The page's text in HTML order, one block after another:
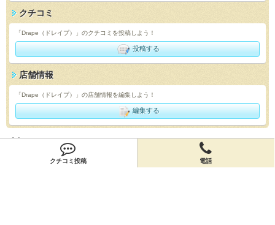
クチコミ投稿 電話
クチコミ
「Drape（ドレイプ）」のクチコミを投稿しよう！
投稿する
店舗情報
「Drape（ドレイプ）」の店舗情報を編集しよう！
編集する
会員登録
無料会員登録